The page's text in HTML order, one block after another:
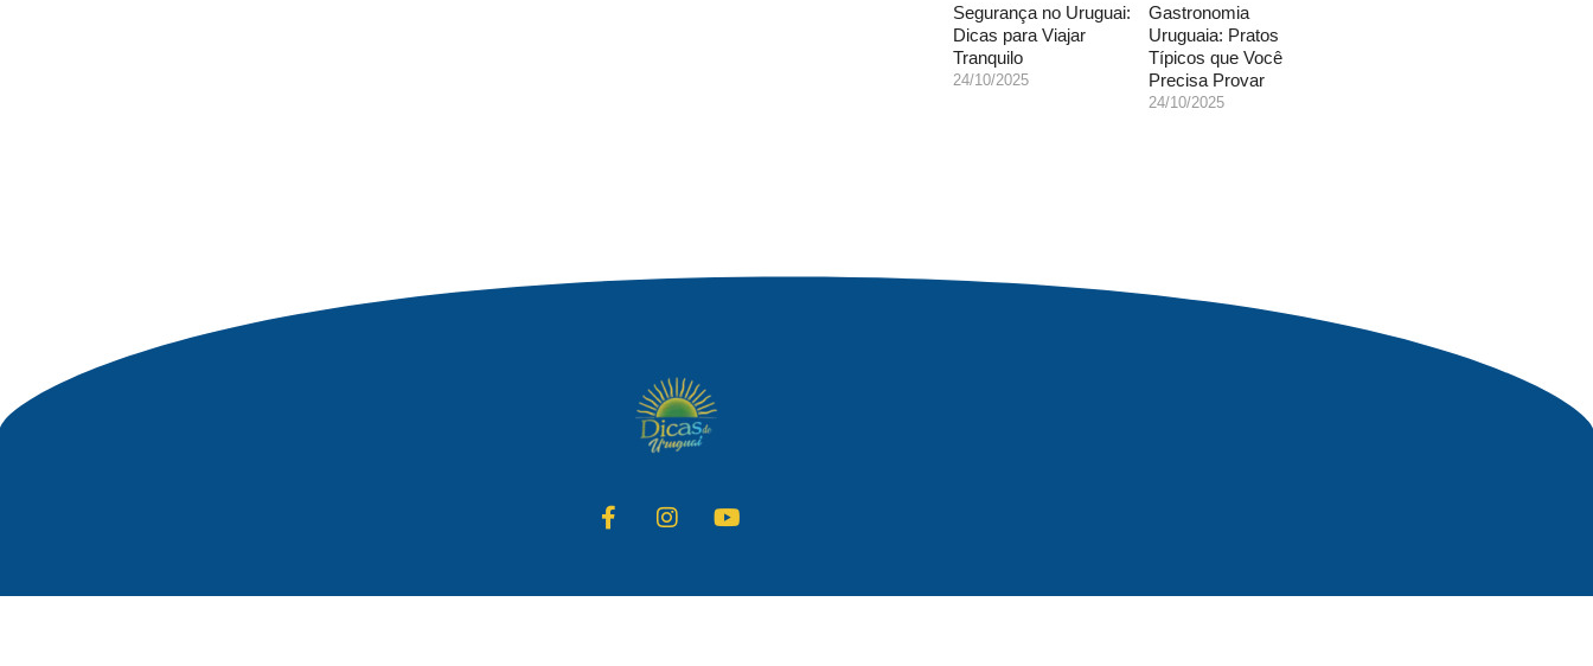
Segurança no Uruguai:
Dicas para Viajar
Tranquilo
24/10/2025
Gastronomia
Uruguaia: Pratos
Típicos que Você
Precisa Provar
24/10/2025